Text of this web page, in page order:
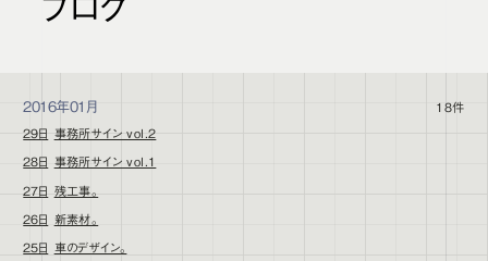
ブログ
2016年01月 18件
29日 事務所サイン vol.2
28日 事務所サイン vol.1
27日 残工事。
26日 新素材。
25日 車のデザイン。